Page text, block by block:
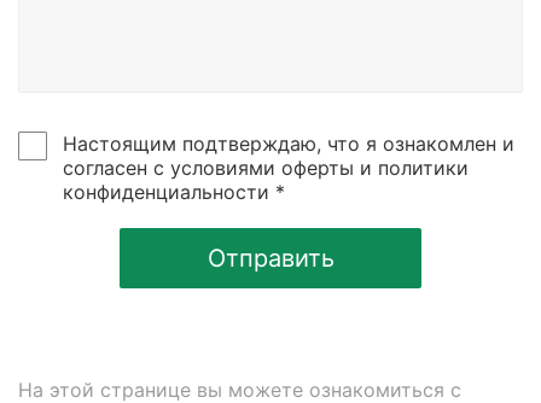
Настоящим подтверждаю, что я ознакомлен и
согласен с условиями оферты и политики
конфиденциальности *
Отправить
На этой странице вы можете ознакомиться с